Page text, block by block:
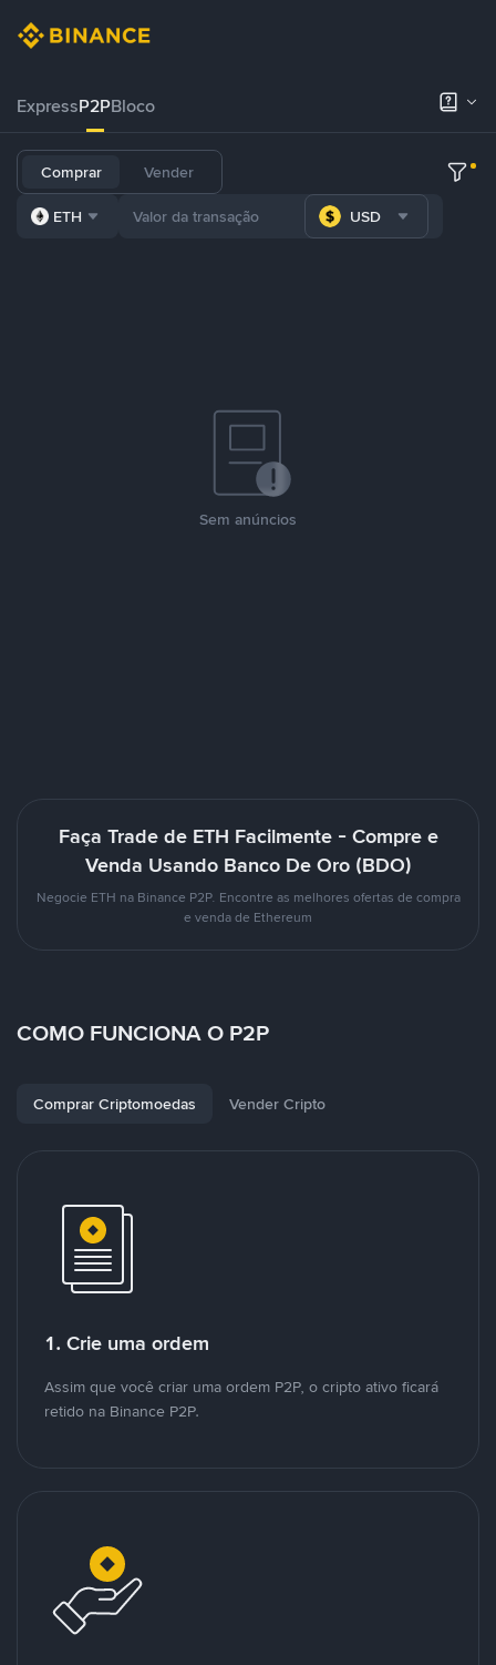
ExpressP2PBloco
Comprar Vender
ETH USD
Sem anúncios
Faça Trade de ETH Facilmente - Compre e
Venda Usando Banco De Oro (BDO)
Negocie ETH na Binance P2P. Encontre as melhores ofertas de compra
e venda de Ethereum
COMO FUNCIONA O P2P
Comprar Criptomoedas Vender Cripto
1. Crie uma ordem
Assim que você criar uma ordem P2P, o cripto ativo ficará
retido na Binance P2P.